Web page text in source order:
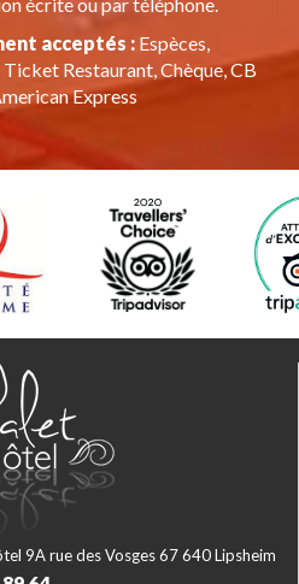
acceptés :Espèces,
Ticket Restaurant, Chèque, CB
Express
9A rue des Vosges 67 640 Lipsheim